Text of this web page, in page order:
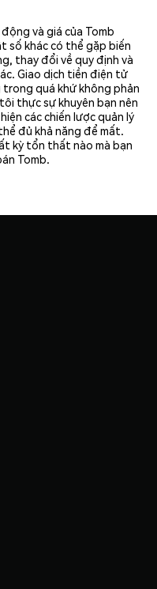
và giá của Tomb
số khác có thể gặp biến
thay đổi về quy định và
Giao dịch tiền điện tử
quá khứ không phản
thực sự khuyên bạn nên
các chiến lược quản lý
đủ khả năng để mất.
kỳ tổn thất nào mà bạn
Tomb.